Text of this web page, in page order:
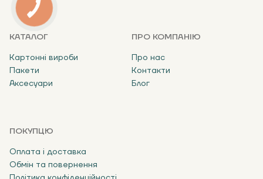
КАТАЛОГ
Картонні вироби
Пакети
Аксесуари
ПРО КОМПАНІЮ
Про нас
Контакти
Блог
ПОКУПЦЮ
Оплата і доставка
Обмін та повернення